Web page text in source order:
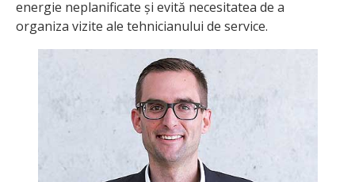
energie neplanificate și evită necesitatea de a
organiza vizite ale tehnicianului de service.